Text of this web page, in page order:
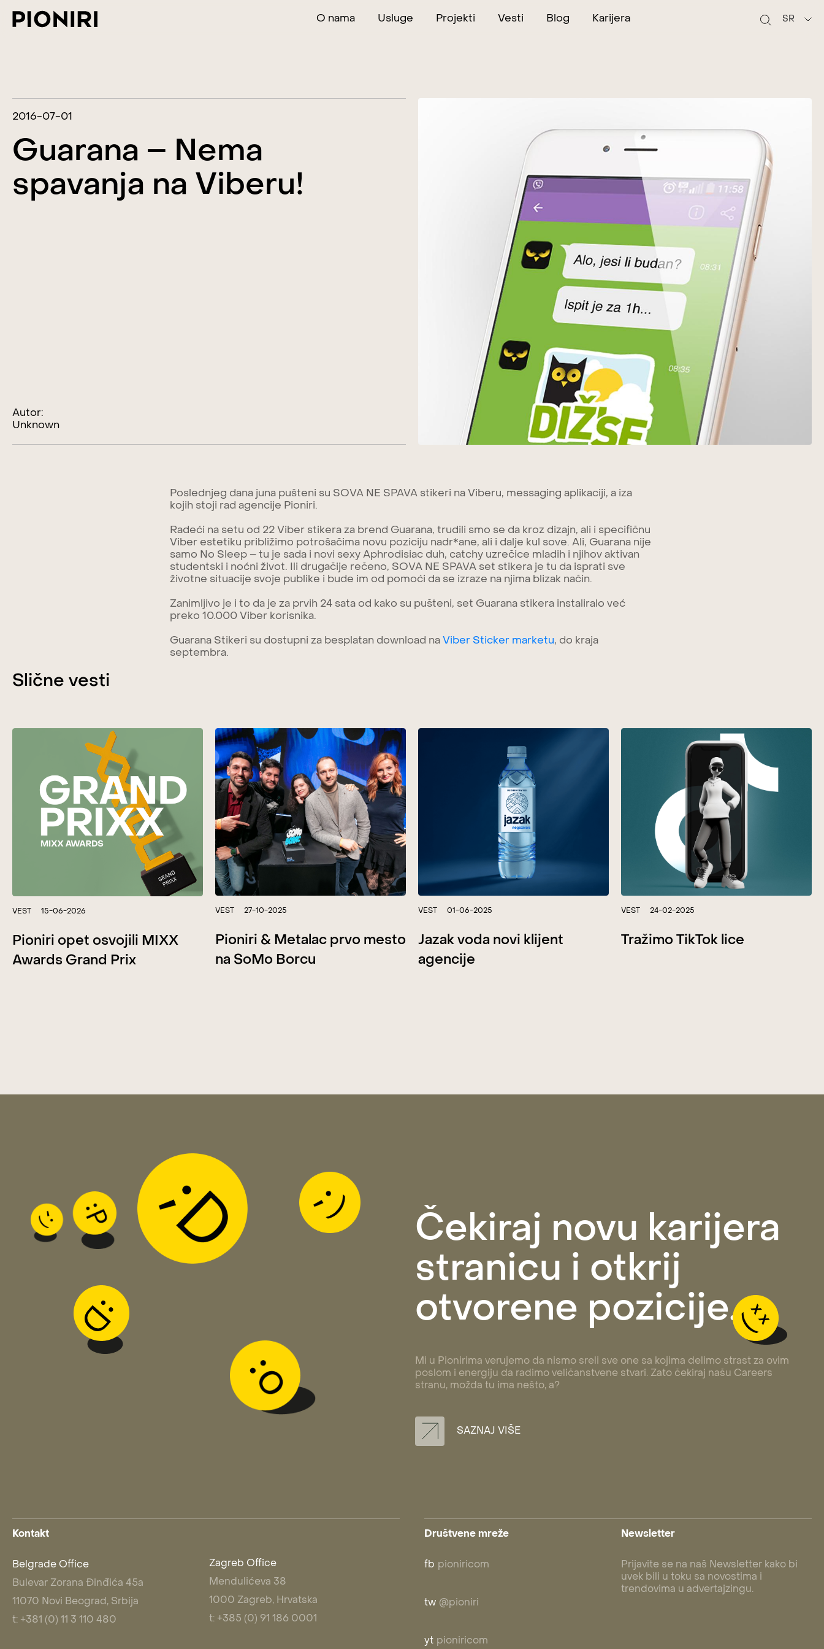
O nama Usluge Projekti Vesti Blog Karijera SR
2016-07-01
Guarana – Nema
spavanja na Viberu!
Autor:
Unknown
Poslednjeg dana juna pušteni su SOVA NE SPAVA stikeri na Viberu, messaging aplikaciji, a iza
kojih stoji rad agencije Pioniri.
Radeći na setu od 22 Viber stikera za brend Guarana, trudili smo se da kroz dizajn, ali i specifičnu
Viber estetiku približimo potrošačima novu poziciju nadr*ane, ali i dalje kul sove. Ali, Guarana nije
samo No Sleep – tu je sada i novi sexy Aphrodisiac duh, catchy uzrečice mladih i njihov aktivan
studentski i noćni život. Ili drugačije rečeno, SOVA NE SPAVA set stikera je tu da isprati sve
životne situacije svoje publike i bude im od pomoći da se izraze na njima blizak način.
Zanimljivo je i to da je za prvih 24 sata od kako su pušteni, set Guarana stikera instaliralo već
preko 10.000 Viber korisnika.
Guarana Stikeri su dostupni za besplatan download na Viber Sticker marketu, do kraja
septembra.
Slične vesti
VEST 15-06-2026
Pioniri opet osvojili MIXX
Awards Grand Prix
VEST 27-10-2025
Pioniri & Metalac prvo mesto
na SoMo Borcu
VEST 01-06-2025
Jazak voda novi klijent
agencije
VEST 24-02-2025
Tražimo TikTok lice
Čekiraj novu karijera
stranicu i otkrij
otvorene pozicije.
Mi u Pionirima verujemo da nismo sreli sve one sa kojima delimo strast za ovim
poslom i energiju da radimo veličanstvene stvari. Zato čekiraj našu Careers
stranu, možda tu ima nešto, a?
SAZNAJ VIŠE
Kontakt
Belgrade Office
Bulevar Zorana Đinđića 45a
11070 Novi Beograd, Srbija
t: +381 (0) 11 3 110 480
Zagreb Office
Mendulićeva 38
1000 Zagreb, Hrvatska
t: +385 (0) 91 186 0001
Društvene mreže
fb pioniricom
tw @pioniri
yt pioniricom
Newsletter
Prijavite se na naš Newsletter kako bi
uvek bili u toku sa novostima i
trendovima u advertajzingu.